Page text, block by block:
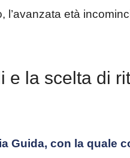
l’avanzata età
e la scelta di
Guida, con la quale